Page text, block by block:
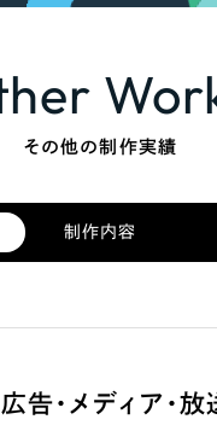
その他の制作実績
制作内容
広告・メディア・放